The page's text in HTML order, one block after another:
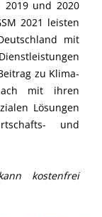
2019 und 2020
2021 leisten
mit
zu Klima-
mit ihren
Lösungen
und
kostenfrei